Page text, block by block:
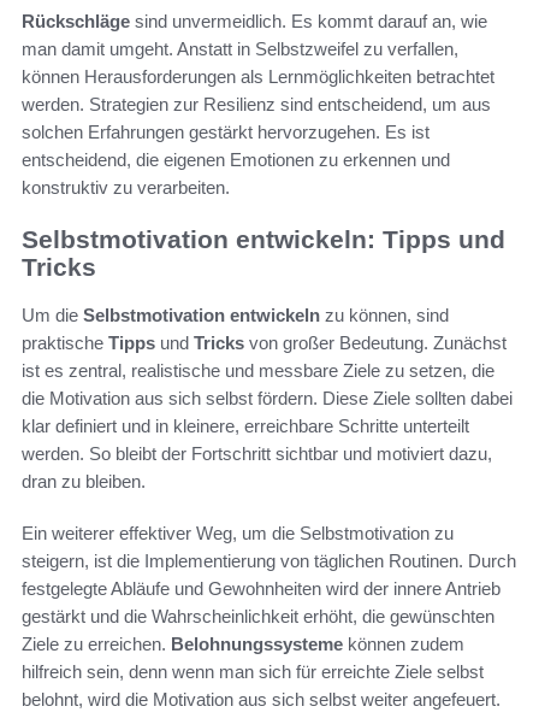
Rückschläge sind unvermeidlich. Es kommt darauf an, wie
man damit umgeht. Anstatt in Selbstzweifel zu verfallen,
können Herausforderungen als Lernmöglichkeiten betrachtet
werden. Strategien zur Resilienz sind entscheidend, um aus
solchen Erfahrungen gestärkt hervorzugehen. Es ist
entscheidend, die eigenen Emotionen zu erkennen und
konstruktiv zu verarbeiten.
Selbstmotivation entwickeln: Tipps und
Tricks
Um die Selbstmotivation entwickeln zu können, sind
praktische Tipps und Tricks von großer Bedeutung. Zunächst
ist es zentral, realistische und messbare Ziele zu setzen, die
die Motivation aus sich selbst fördern. Diese Ziele sollten dabei
klar definiert und in kleinere, erreichbare Schritte unterteilt
werden. So bleibt der Fortschritt sichtbar und motiviert dazu,
dran zu bleiben.
Ein weiterer effektiver Weg, um die Selbstmotivation zu
steigern, ist die Implementierung von täglichen Routinen. Durch
festgelegte Abläufe und Gewohnheiten wird der innere Antrieb
gestärkt und die Wahrscheinlichkeit erhöht, die gewünschten
Ziele zu erreichen. Belohnungssysteme können zudem
hilfreich sein, denn wenn man sich für erreichte Ziele selbst
belohnt, wird die Motivation aus sich selbst weiter angefeuert.